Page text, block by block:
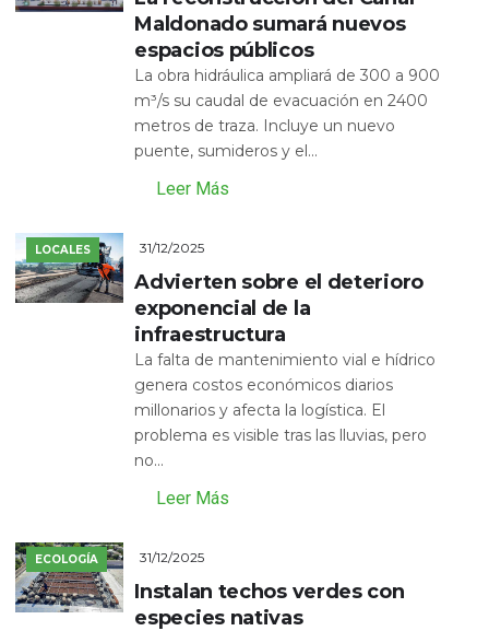
Maldonado sumará nuevos
espacios públicos
La obra hidráulica ampliará de 300 a 900
m³/s su caudal de evacuación en 2400
metros de traza. Incluye un nuevo
puente, sumideros y el...
Leer Más
LOCALES 31/12/2025
Advierten sobre el deterioro
exponencial de la
infraestructura
La falta de mantenimiento vial e hídrico
genera costos económicos diarios
millonarios y afecta la logística. El
problema es visible tras las lluvias, pero
no...
Leer Más
ECOLOGÍA 31/12/2025
Instalan techos verdes con
especies nativas